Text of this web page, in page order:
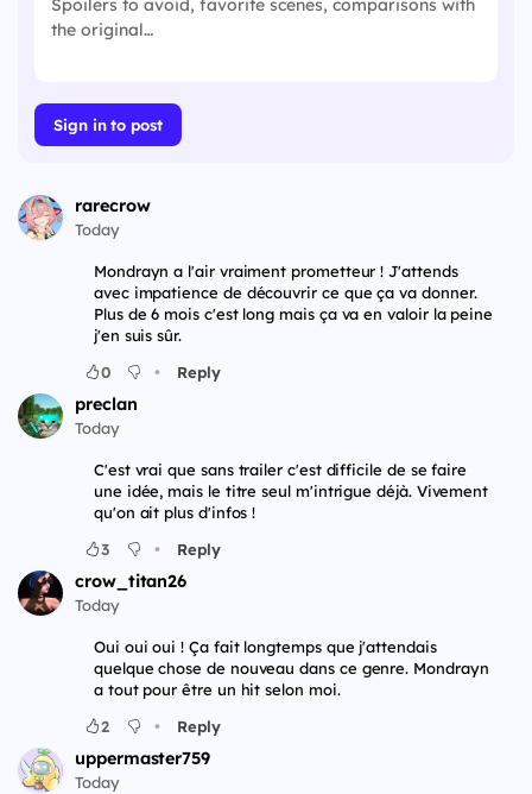
Sign in to post
rarecrow
Today
Mondrayn a l'air vraiment prometteur ! J'attends
avec impatience de découvrir ce que ça va donner.
Plus de 6 mois c'est long mais ça va en valoir la peine
j'en suis sûr.
0
• Reply
preclan
Today
C'est vrai que sans trailer c'est difficile de se faire
une idée, mais le titre seul m'intrigue déjà. Vivement
qu'on ait plus d'infos !
3
• Reply
crow_titan26
Today
Oui oui oui ! Ça fait longtemps que j'attendais
quelque chose de nouveau dans ce genre. Mondrayn
a tout pour être un hit selon moi.
2
• Reply
uppermaster759
Today